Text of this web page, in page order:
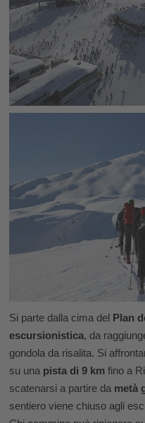
Si parte dalla cima del Plan
escursionistica, da
gondola da risalita. Si
su una pista di 9 km fino a
scatenarsi a partire da metà
sentiero viene chiuso agli